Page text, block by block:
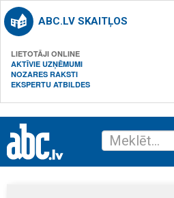
ABC.LV SKAITĻOS
LIETOTĀJI ONLINE
AKTĪVIE UZŅĒMUMI
NOZARES RAKSTI
EKSPERTU ATBILDES